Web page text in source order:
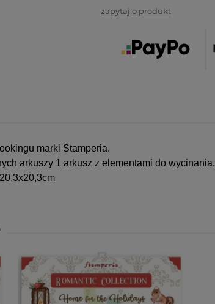
zapytaj o produkt
marki Stamperia.
arkuszy 1 arkusz z elementami do wycinania.